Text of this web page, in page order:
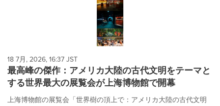
18 7月, 2026, 16:37 JST
最高峰の傑作：アメリカ大陸の古代文明をテーマと
する世界最大の展覧会が上海博物館で開幕
上海博物館の展覧会「世界樹の頂上で：アメリカ大陸の古代文明